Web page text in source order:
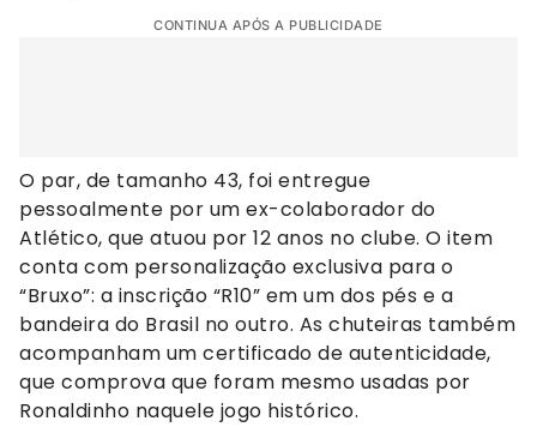
CONTINUA APÓS A PUBLICIDADE
O par, de tamanho 43, foi entregue
pessoalmente por um ex-colaborador do
Atlético, que atuou por 12 anos no clube. O item
conta com personalização exclusiva para o
“Bruxo”: a inscrição “R10” em um dos pés e a
bandeira do Brasil no outro. As chuteiras também
acompanham um certificado de autenticidade,
que comprova que foram mesmo usadas por
Ronaldinho naquele jogo histórico.